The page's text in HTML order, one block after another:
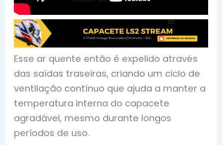
Esse ar quente então é expelido através
das saídas traseiras, criando um ciclo de
ventilação contínuo que ajuda a manter a
temperatura interna do capacete
agradável, mesmo durante longos
períodos de uso.